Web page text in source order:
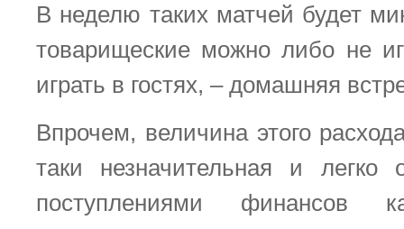
В неделю таких матчей будет
товарищеские можно либо не
играть в гостях, – домашняя
Впрочем, величина этого
таки незначительная и легко
поступлениями финансов